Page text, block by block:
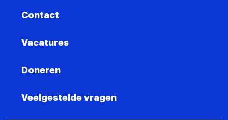
Contact
Vacatures
Doneren
Veelgestelde vragen